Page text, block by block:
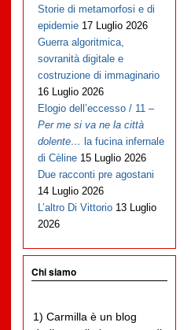
Storie di metamorfosi e di
epidemie 17 Luglio 2026
Guerra algoritmica,
sovranità digitale e
costruzione di immaginario
16 Luglio 2026
Elogio dell’eccesso / 11 –
Per me si va ne la città
dolente… la fucina infernale
di Cèline 15 Luglio 2026
Due racconti pre agostani
14 Luglio 2026
L’altro Di Vittorio 13 Luglio
2026
Chi siamo
1) Carmilla è un blog